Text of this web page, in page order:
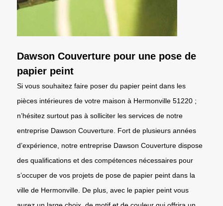
Dawson Couverture pour une pose de
papier peint
Si vous souhaitez faire poser du papier peint dans les
pièces intérieures de votre maison à Hermonville 51220 ;
n’hésitez surtout pas à solliciter les services de notre
entreprise Dawson Couverture. Fort de plusieurs années
d’expérience, notre entreprise Dawson Couverture dispose
des qualifications et des compétences nécessaires pour
s’occuper de vos projets de pose de papier peint dans la
ville de Hermonville. De plus, avec le papier peint vous